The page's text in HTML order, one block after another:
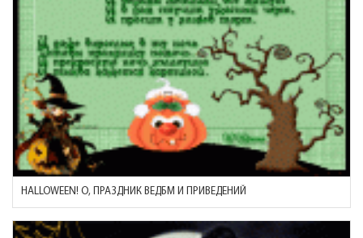
HALLOWEEN! О, ПРАЗДНИК ВЕДБМ И ПРИВЕДЕНИЙ